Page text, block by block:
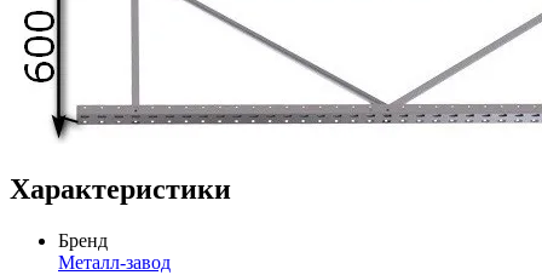
Характеристики
Бренд
Металл-завод